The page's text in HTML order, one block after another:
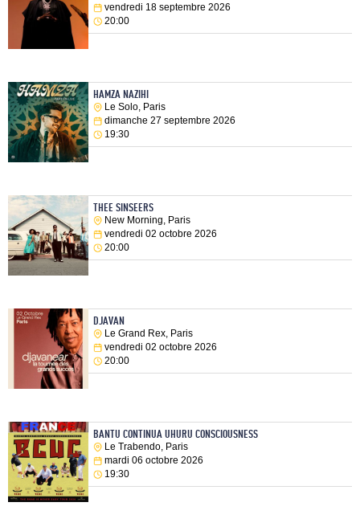
vendredi 18 septembre 2026
20:00
HAMZA NAZIHI
Le Solo, Paris
dimanche 27 septembre 2026
19:30
THEE SINSEERS
New Morning, Paris
vendredi 02 octobre 2026
20:00
DJAVAN
Le Grand Rex, Paris
vendredi 02 octobre 2026
20:00
BANTU CONTINUA UHURU CONSCIOUSNESS
Le Trabendo, Paris
mardi 06 octobre 2026
19:30